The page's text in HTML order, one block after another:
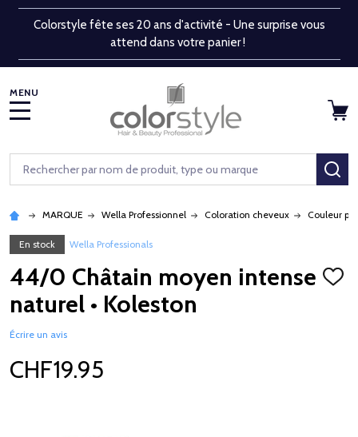
Colorstyle fête ses 20 ans d'activité - Une surprise vous
attend dans votre panier !
Rechercher
MARQUE Wella Professionnel Coloration cheveux Couleur
En stock Wella Professionals
44/0 Châtain moyen intense
naturel • Koleston
Écrire un avis
CHF19.95